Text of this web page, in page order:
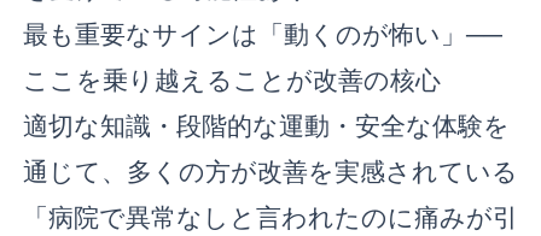
最も重要なサインは「動くのが怖い」──
ここを乗り越えることが改善の核心
適切な知識・段階的な運動・安全な体験を
通じて、多くの方が改善を実感されている
「病院で異常なしと言われたのに痛みが引